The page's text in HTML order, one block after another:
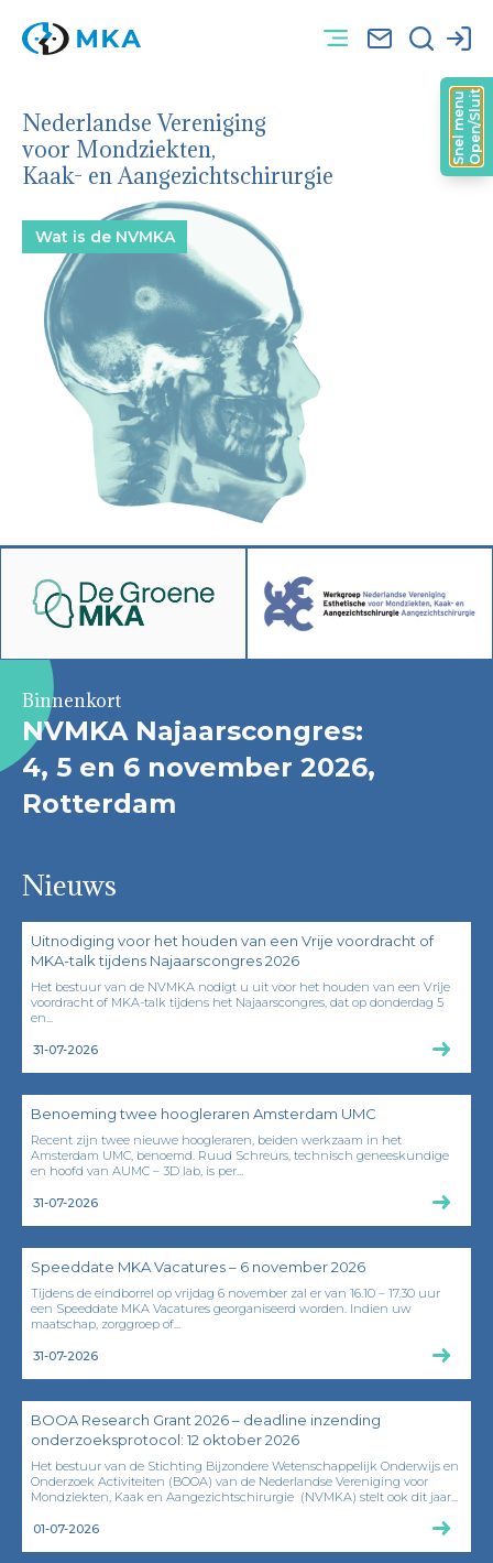
Nederlandse Vereniging
voor Mondziekten,
Kaak- en Aangezichtschirurgie
Wat is de NVMKA
Binnenkort
NVMKA Najaarscongres:
4, 5 en 6 november 2026,
Rotterdam
Nieuws
Uitnodiging voor het houden van een Vrije voordracht of
MKA-talk tijdens Najaarscongres 2026
Het bestuur van de NVMKA nodigt u uit voor het houden van een Vrije
voordracht of MKA-talk tijdens het Najaarscongres, dat op donderdag 5
en...
31-07-2026
Benoeming twee hoogleraren Amsterdam UMC
Recent zijn twee nieuwe hoogleraren, beiden werkzaam in het
Amsterdam UMC, benoemd. Ruud Schreurs, technisch geneeskundige
en hoofd van AUMC – 3D lab, is per...
31-07-2026
Speeddate MKA Vacatures – 6 november 2026
Tijdens de eindborrel op vrijdag 6 november zal er van 16.10 – 17.30 uur
een Speeddate MKA Vacatures georganiseerd worden. Indien uw
maatschap, zorggroep of...
31-07-2026
BOOA Research Grant 2026 – deadline inzending
onderzoeksprotocol: 12 oktober 2026
Het bestuur van de Stichting Bijzondere Wetenschappelijk Onderwijs en
Onderzoek Activiteiten (BOOA) van de Nederlandse Vereniging voor
Mondziekten, Kaak en Aangezichtschirurgie (NVMKA) stelt ook dit jaar...
01-07-2026
Open/Sluit
Snel menu